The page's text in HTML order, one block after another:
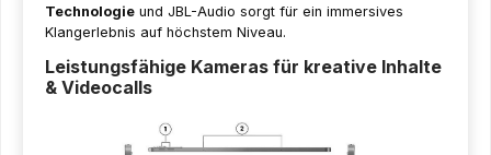
Technologie und JBL-Audio sorgt für ein immersives
Klangerlebnis auf höchstem Niveau.
Leistungsfähige Kameras für kreative Inhalte
& Videocalls